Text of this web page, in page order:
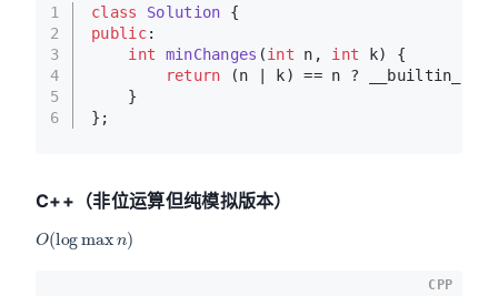
1
2
3
4
5
6
class Solution {
public:
int
minChanges (int n, int k)
{
return (n | k) == n ?
    }
};
C++（非位运算但纯模拟版本）
CPP